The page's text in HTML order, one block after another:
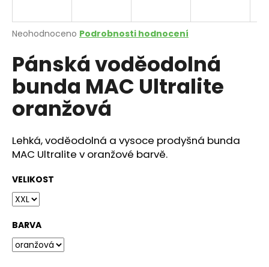
Průměrné
produktu
je
0,0
5
hvězdiček.
Neohodnoceno Podrobnosti hodnocení
Pánská voděodolná
bunda MAC Ultralite
oranžová
Lehká, voděodolná a vysoce prodyšná bunda
MAC Ultralite v oranžové barvě.
VELIKOST
BARVA
j
t
?
HLEDAT
D
o
p
o
r
u